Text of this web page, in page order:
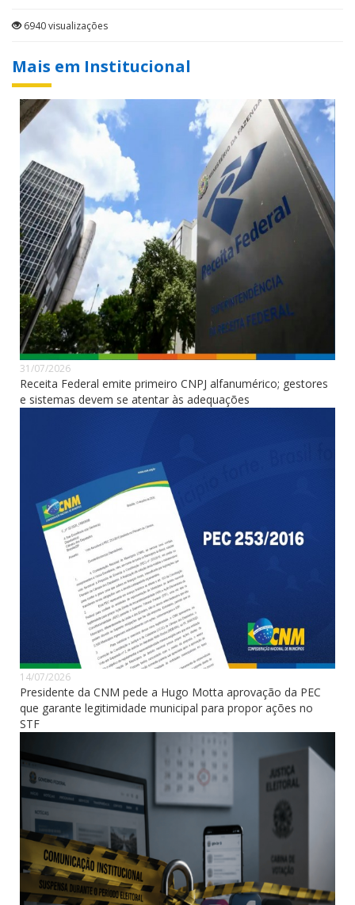
6940 visualizações
Mais em Institucional
31/07/2026
Receita Federal emite primeiro CNPJ alfanumérico; gestores
e sistemas devem se atentar às adequações
14/07/2026
Presidente da CNM pede a Hugo Motta aprovação da PEC
que garante legitimidade municipal para propor ações no
STF